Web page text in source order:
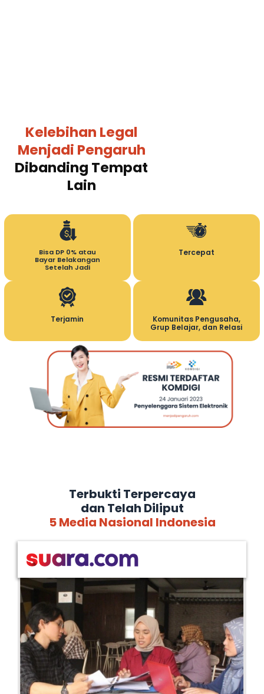
Kelebihan Legal
Menjadi Pengaruh
Dibanding Tempat
Lain
Bisa DP 0% atau
Bayar Belakangan
Setelah Jadi
Tercepat
Terjamin
Komunitas Pengusaha,
Grup Belajar, dan Relasi
Terbukti Terpercaya
dan Telah Diliput
5 Media Nasional Indonesia